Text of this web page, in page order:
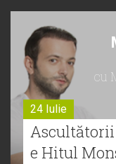
cu
24 Iulie
Ascultătorii
e Hitul